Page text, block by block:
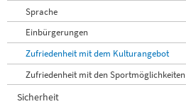
Sprache
Einbürgerungen
Zufriedenheit mit dem Kulturangebot
Zufriedenheit mit den Sportmöglichkeiten
Sicherheit